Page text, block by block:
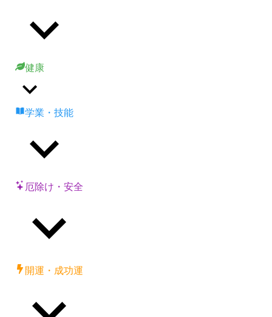
健康
学業・技能
厄除け・安全
開運・成功運